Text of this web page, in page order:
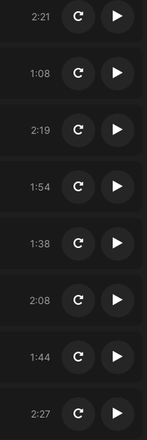
2:21 Повторить
1:08 Повторить
2:19 Повторить
1:54 Повторить
1:38 Повторить
2:08 Повторить
1:44 Повторить
2:27 Повторить